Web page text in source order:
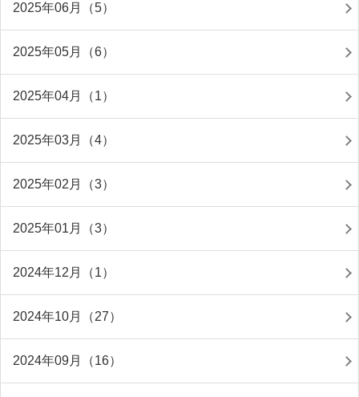
2025年06月（5）
2025年05月（6）
2025年04月（1）
2025年03月（4）
2025年02月（3）
2025年01月（3）
2024年12月（1）
2024年10月（27）
2024年09月（16）